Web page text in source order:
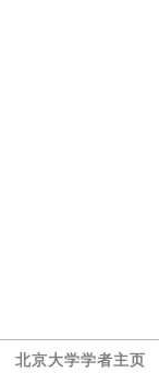
北京大学学者主页